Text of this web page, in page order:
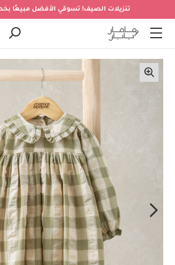
تنزيلات الصيف! تسوقي الأفضل مبيعًا بخصم